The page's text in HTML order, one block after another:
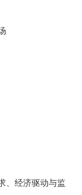
、经济驱动与监